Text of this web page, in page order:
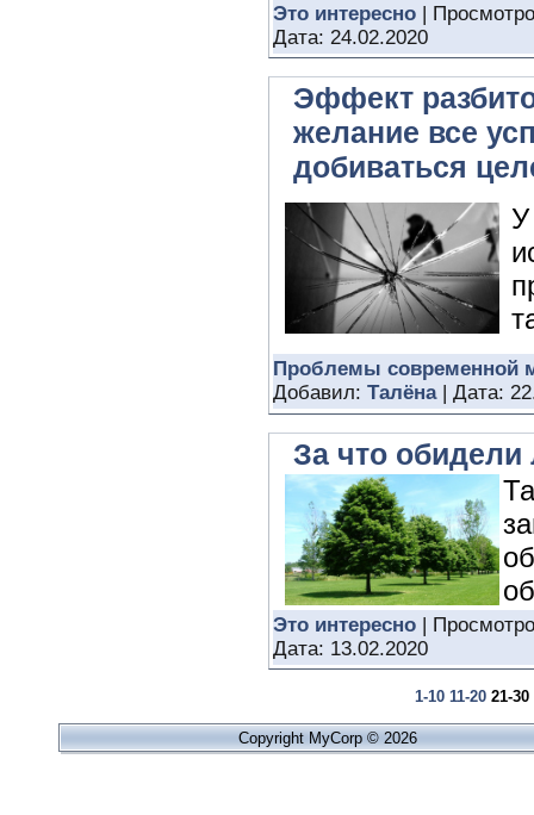
Это интересно |
Дата: 24.02.2020
Эффект
желание все
добиваться
У
Проблемы современной
Добавил: Талёна| Дата:
За что обидели
Это интересно |
Дата: 13.02.2020
1-10 11-20 21-30
Copyright MyCorp © 2026